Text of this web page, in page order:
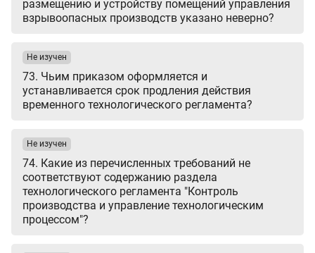
размещению и устройству помещений управления
взрывоопасных производств указано неверно?
73. Чьим приказом оформляется и
устанавливается срок продления действия
временного технологического регламента?
Не изучен
74. Какие из перечисленных требований не
соответствуют содержанию раздела
технологического регламента "Контроль
производства и управление технологическим
процессом"?
Не изучен